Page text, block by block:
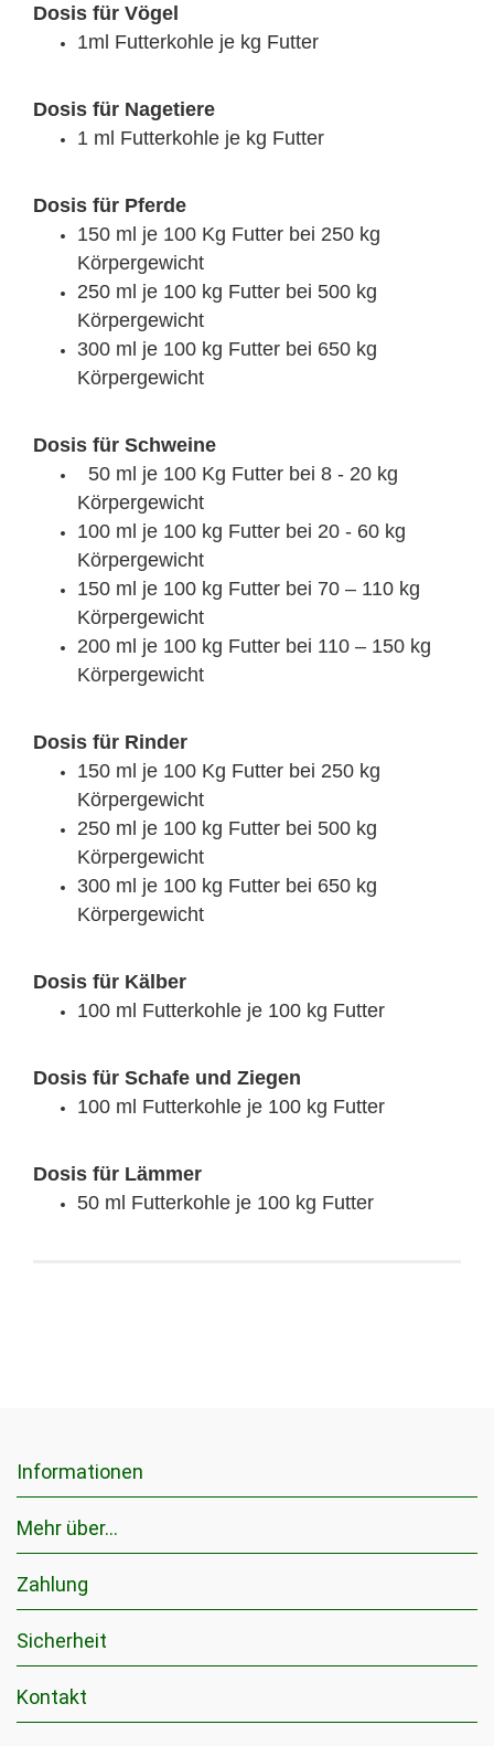
Dosis für Vögel
1ml Futterkohle je kg Futter
Dosis für Nagetiere
1 ml Futterkohle je kg Futter
Dosis für Pferde
150 ml je 100 Kg Futter bei 250 kg
Körpergewicht
250 ml je 100 kg Futter bei 500 kg
Körpergewicht
300 ml je 100 kg Futter bei 650 kg
Körpergewicht
Dosis für Schweine
50 ml je 100 Kg Futter bei 8 - 20 kg
Körpergewicht
100 ml je 100 kg Futter bei 20 - 60 kg
Körpergewicht
150 ml je 100 kg Futter bei 70 – 110 kg
Körpergewicht
200 ml je 100 kg Futter bei 110 – 150 kg
Körpergewicht
Dosis für Rinder
150 ml je 100 Kg Futter bei 250 kg
Körpergewicht
250 ml je 100 kg Futter bei 500 kg
Körpergewicht
300 ml je 100 kg Futter bei 650 kg
Körpergewicht
Dosis für Kälber
100 ml Futterkohle je 100 kg Futter
Dosis für Schafe und Ziegen
100 ml Futterkohle je 100 kg Futter
Dosis für Lämmer
50 ml Futterkohle je 100 kg Futter
Informationen
Mehr über...
Zahlung
Sicherheit
Kontakt